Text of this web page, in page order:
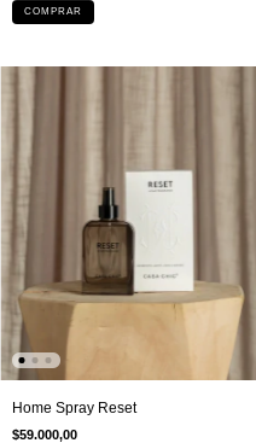
COMPRAR
Home Spray Reset
$59.000,00